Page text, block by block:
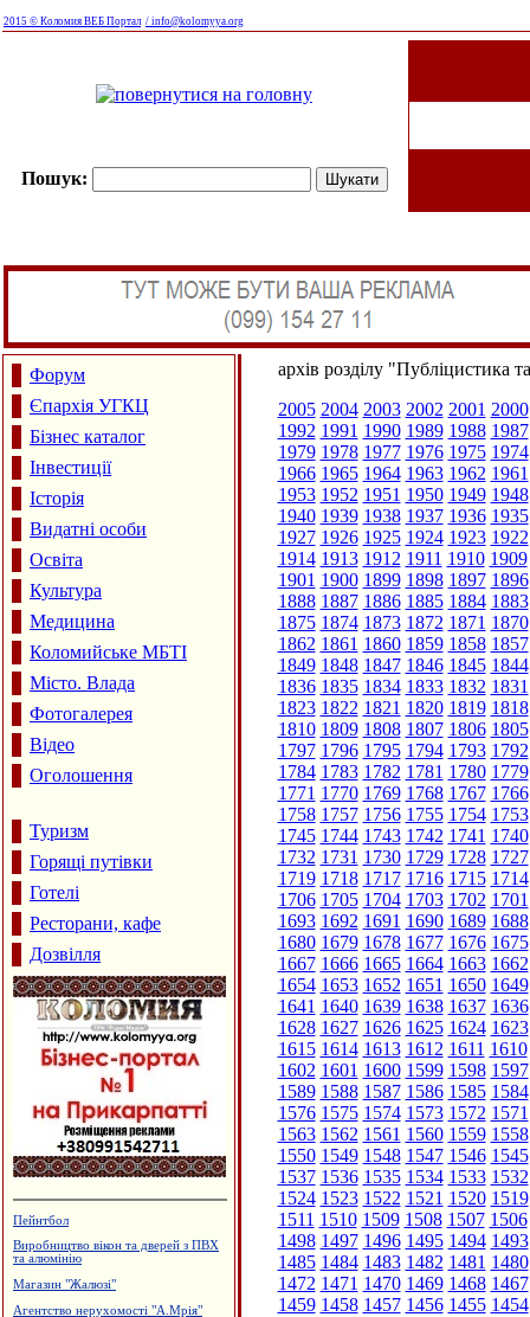
2015 © Коломия ВЕБ Портал / info@kolomyya.org
Пошук:
Форум
Єпархія УГКЦ
Бізнес каталог
Інвестиції
Історія
Видатні особи
Освіта
Культура
Медицина
Коломийське МБТІ
Місто. Влада
Фотогалерея
Відео
Оголошення
Туризм
Горящі путівки
Готелі
Ресторани, кафе
Дозвілля
Пейнтбол
Виробництво вікон та дверей з ПВХ
та алюмінію
Магазин "Жалюзі"
Агентство нерухомості "А.Мрія"
архів розділу "Публіцистика
2005 2004 2003 2002 2001 2000
1992 1991 1990 1989 1988 1987
1979 1978 1977 1976 1975 1974
1966 1965 1964 1963 1962 1961
1953 1952 1951 1950 1949 1948
1940 1939 1938 1937 1936 1935
1927 1926 1925 1924 1923 1922
1914 1913 1912 1911 1910 1909
1901 1900 1899 1898 1897 1896
1888 1887 1886 1885 1884 1883
1875 1874 1873 1872 1871 1870
1862 1861 1860 1859 1858 1857
1849 1848 1847 1846 1845 1844
1836 1835 1834 1833 1832 1831
1823 1822 1821 1820 1819 1818
1810 1809 1808 1807 1806 1805
1797 1796 1795 1794 1793 1792
1784 1783 1782 1781 1780 1779
1771 1770 1769 1768 1767 1766
1758 1757 1756 1755 1754 1753
1745 1744 1743 1742 1741 1740
1732 1731 1730 1729 1728 1727
1719 1718 1717 1716 1715 1714
1706 1705 1704 1703 1702 1701
1693 1692 1691 1690 1689 1688
1680 1679 1678 1677 1676 1675
1667 1666 1665 1664 1663 1662
1654 1653 1652 1651 1650 1649
1641 1640 1639 1638 1637 1636
1628 1627 1626 1625 1624 1623
1615 1614 1613 1612 1611 1610
1602 1601 1600 1599 1598 1597
1589 1588 1587 1586 1585 1584
1576 1575 1574 1573 1572 1571
1563 1562 1561 1560 1559 1558
1550 1549 1548 1547 1546 1545
1537 1536 1535 1534 1533 1532
1524 1523 1522 1521 1520 1519
1511 1510 1509 1508 1507 1506
1498 1497 1496 1495 1494 1493
1485 1484 1483 1482 1481 1480
1472 1471 1470 1469 1468 1467
1459 1458 1457 1456 1455 1454